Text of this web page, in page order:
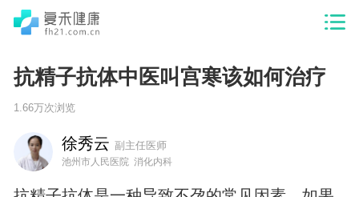
抗精子抗体中医叫宫寒该如何治疗
1.66万次浏览
徐秀云 副主任医师
池州市人民医院 消化内科